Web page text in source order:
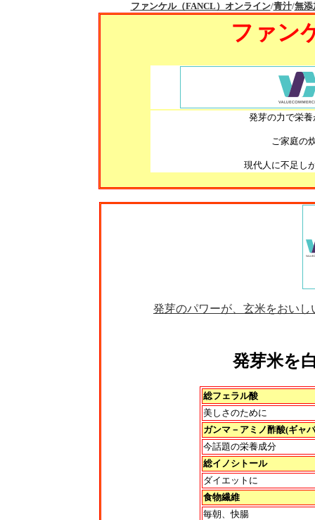
ファンケル（FANCL）オンライン/青汁/無添
ファン
発芽の力で栄
ご家庭の
現代人に不足し
発芽のパワーが、玄米をおい
発芽米を
総フェラル酸
美しさのために
ガンマ－アミノ酢酸(ギャ
今話題の栄養成分
総イノシトール
ダイエットに
食物繊維
毎朝、快腸